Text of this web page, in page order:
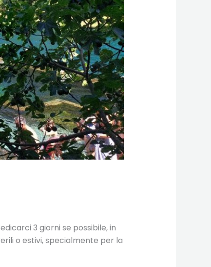
3 giorni se possibile, in
o estivi, specialmente per la